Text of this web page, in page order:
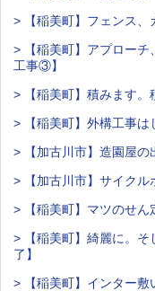
> 【稲美町】フェンス、
> 【稲美町】アプロー
工事③】
> 【稲美町】積みます。
> 【稲美町】外構工事は
> 【加古川市】造園屋の
> 【加古川市】サイクル
> 【稲美町】マツのせん
> 【稲美町】綺麗に。
了】
> 【稲美町】インター敷